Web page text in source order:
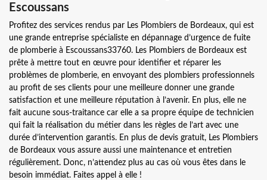
Escoussans
Profitez des services rendus par Les Plombiers de Bordeaux, qui est
une grande entreprise spécialiste en dépannage d’urgence de fuite
de plomberie à Escoussans33760. Les Plombiers de Bordeaux est
prête à mettre tout en œuvre pour identifier et réparer les
problèmes de plomberie, en envoyant des plombiers professionnels
au profit de ses clients pour une meilleure donner une grande
satisfaction et une meilleure réputation à l’avenir. En plus, elle ne
fait aucune sous-traitance car elle a sa propre équipe de technicien
qui fait la réalisation du métier dans les règles de l’art avec une
durée d’intervention garantis. En plus de devis gratuit, Les Plombiers
de Bordeaux vous assure aussi une maintenance et entretien
régulièrement. Donc, n’attendez plus au cas où vous êtes dans le
besoin immédiat. Faites appel à elle !